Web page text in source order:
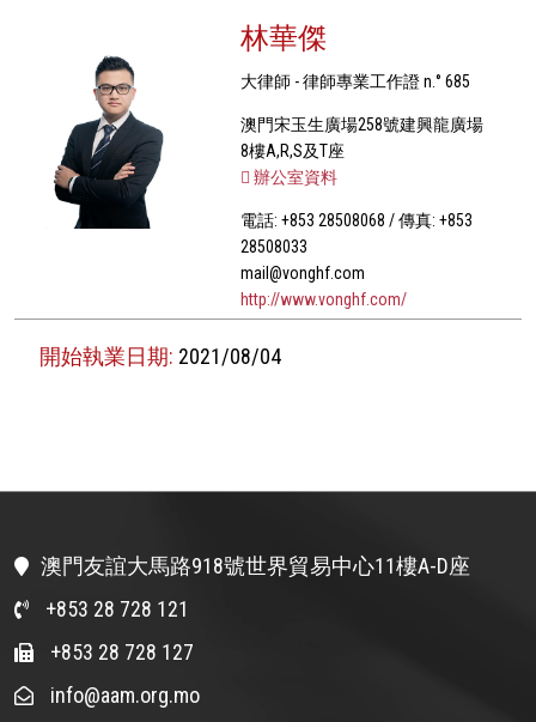
林華傑
大律師 - 律師專業工作證 n.° 685
澳門宋玉生廣場258號建興龍廣場
8樓A,R,S及T座
辦公室資料
電話: +853 28508068 / 傳真: +853
28508033
mail@vonghf.com
http://www.vonghf.com/
開始執業日期: 2021/08/04
澳門友誼大馬路918號世界貿易中心11樓A-D座
+853 28 728 121
+853 28 728 127
info@aam.org.mo